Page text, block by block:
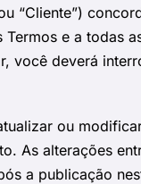
“Cliente”)
Termos e a todas
você deverá
ou
As alterações
a publicação